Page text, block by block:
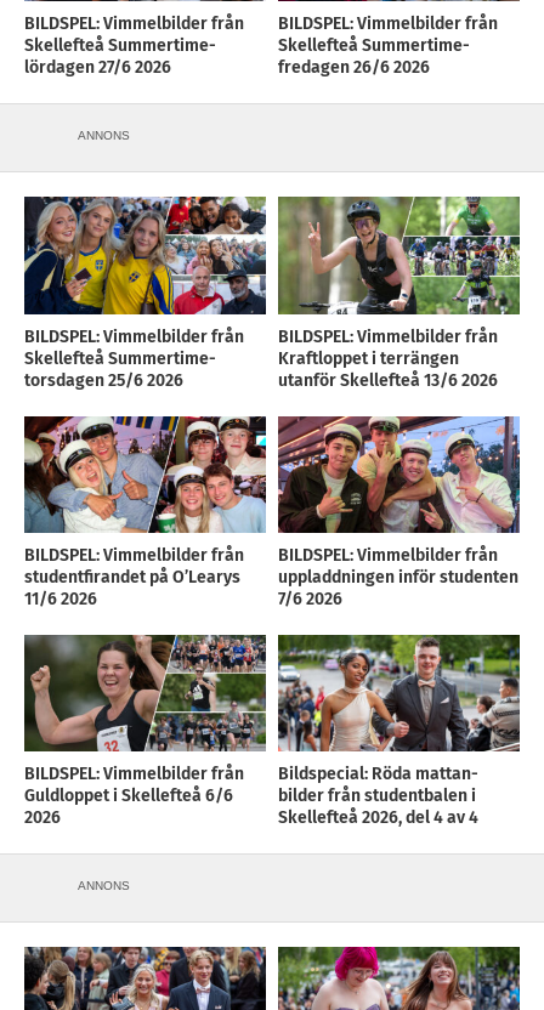
BILDSPEL: Vimmelbilder från
Skellefteå Summertime-
lördagen 27/6 2026
BILDSPEL: Vimmelbilder från
Skellefteå Summertime-
fredagen 26/6 2026
ANNONS
BILDSPEL: Vimmelbilder från
Skellefteå Summertime-
torsdagen 25/6 2026
BILDSPEL: Vimmelbilder från
Kraftloppet i terrängen
utanför Skellefteå 13/6 2026
BILDSPEL: Vimmelbilder från
studentfirandet på O’Learys
11/6 2026
BILDSPEL: Vimmelbilder från
uppladdningen inför studenten
7/6 2026
BILDSPEL: Vimmelbilder från
Guldloppet i Skellefteå 6/6
2026
Bildspecial: Röda mattan-
bilder från studentbalen i
Skellefteå 2026, del 4 av 4
ANNONS